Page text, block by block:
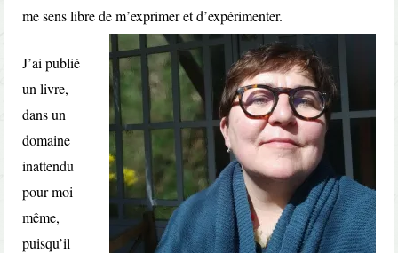
me sens libre de m’exprimer et d’expérimenter.
J’ai publié
un livre,
dans un
domaine
inattendu
pour moi-
même,
puisqu’il